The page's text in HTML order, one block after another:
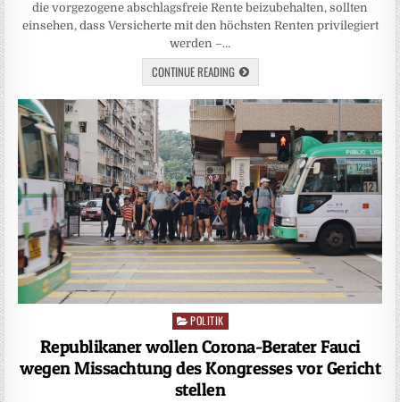
die vorgezogene abschlagsfreie Rente beizubehalten, sollten
einsehen, dass Versicherte mit den höchsten Renten privilegiert
werden –…
CONTINUE READING
Posted
in
POLITIK
Republikaner wollen Corona-Berater Fauci
wegen Missachtung des Kongresses vor Gericht
stellen